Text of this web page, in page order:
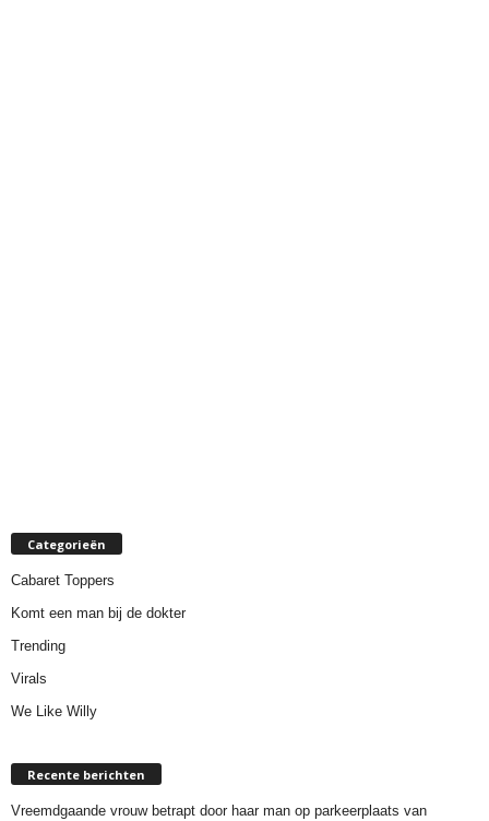
Categorieën
Cabaret Toppers
Komt een man bij de dokter
Trending
Virals
We Like Willy
Recente berichten
Vreemdgaande vrouw betrapt door haar man op parkeerplaats van